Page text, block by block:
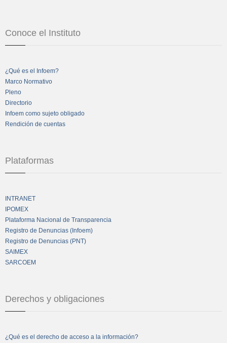
Conoce el Instituto
¿Qué es el Infoem?
Marco Normativo
Pleno
Directorio
Infoem como sujeto obligado
Rendición de cuentas
Plataformas
INTRANET
IPOMEX
Plataforma Nacional de Transparencia
Registro de Denuncias (Infoem)
Registro de Denuncias (PNT)
SAIMEX
SARCOEM
Derechos y obligaciones
¿Qué es el derecho de acceso a la información?